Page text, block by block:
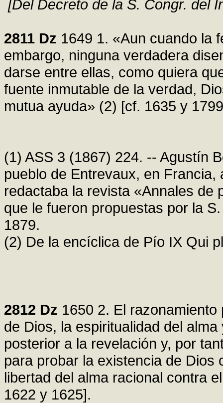
[Del Decreto de la S. Congr. del
2811 Dz 1649 1. «Aun cuando la
embargo, ninguna verdadera
darse entre ellas, como quiera
fuente inmutable de la verdad,
mutua ayuda» (2) [cf. 1635 y
(1) ASS 3 (1867) 224. -- Agustín
pueblo de Entrevaux, en
redactaba la revista «Annales de
que le fueron propuestas por la
1879.
(2) De la encíclica de Pío IX Qui
2812 Dz 1650 2. El
de Dios, la espiritualidad del
posterior a la revelación y, por
para probar la existencia de Dios
libertad del alma racional contra
1622 y 1625].